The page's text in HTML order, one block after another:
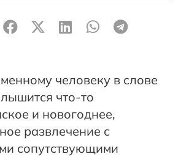
человеку в слове
что-то
и новогоднее,
развлечение с
сопутствующими